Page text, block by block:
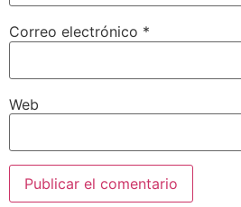
Correo electrónico *
Web